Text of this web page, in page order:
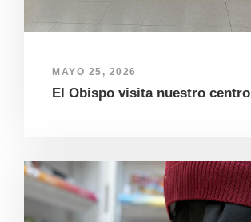
MAYO 25, 2026
El Obispo visita nuestro centro